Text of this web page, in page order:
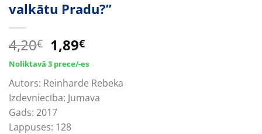
valkātu Pradu?”
4,20€ Original
price
was:
4,20€.
1,89€Current
price
is:
1,89€.
Noliktavā 3 prece/-es
Autors: Reinharde Rebeka
Izdevniecība: Jumava
Gads: 2017
Lappuses: 128